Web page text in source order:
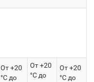
От +20
°C до
От +20
°C до
От +20
°C до